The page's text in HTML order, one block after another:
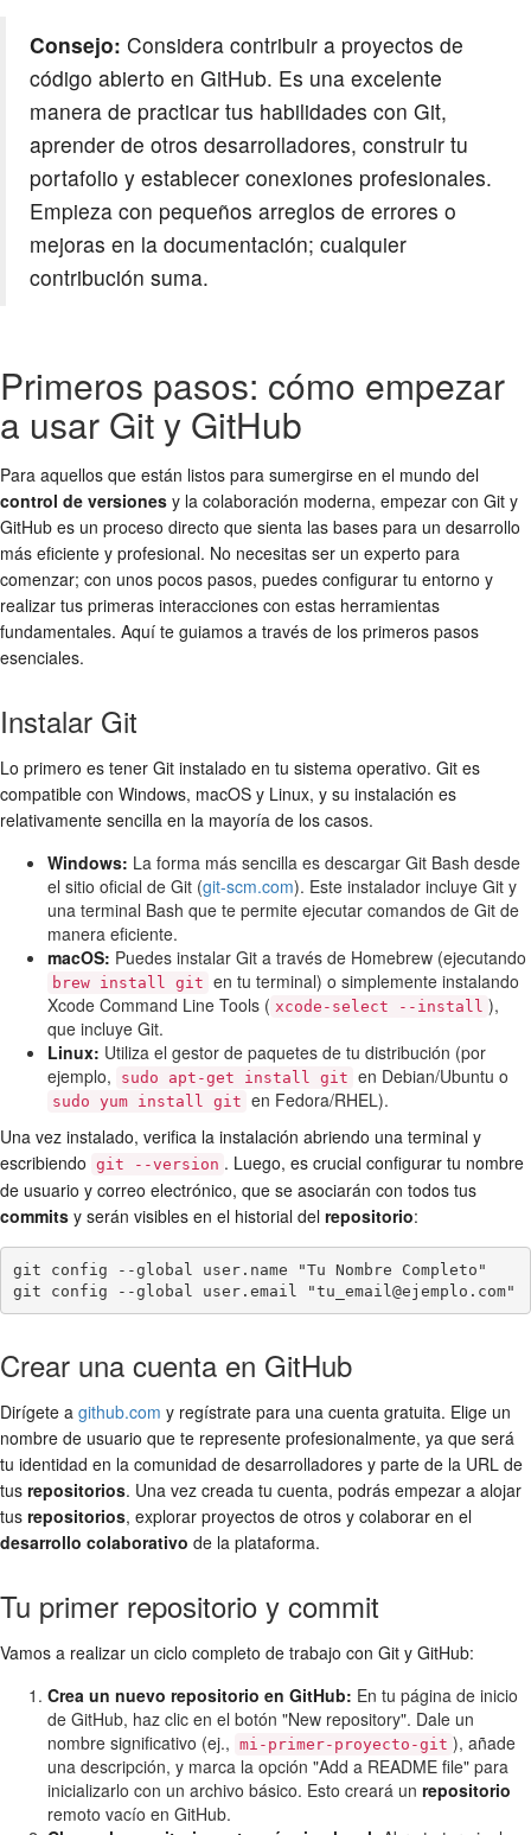
Consejo: Considera contribuir a proyectos de
código abierto en GitHub. Es una excelente
manera de practicar tus habilidades con Git,
aprender de otros desarrolladores, construir tu
portafolio y establecer conexiones profesionales.
Empieza con pequeños arreglos de errores o
mejoras en la documentación; cualquier
contribución suma.
Primeros pasos: cómo empezar
a usar Git y GitHub
Para aquellos que están listos para sumergirse en el mundo del
control de versiones y la colaboración moderna, empezar con Git y
GitHub es un proceso directo que sienta las bases para un desarrollo
más eficiente y profesional. No necesitas ser un experto para
comenzar; con unos pocos pasos, puedes configurar tu entorno y
realizar tus primeras interacciones con estas herramientas
fundamentales. Aquí te guiamos a través de los primeros pasos
esenciales.
Instalar Git
Lo primero es tener Git instalado en tu sistema operativo. Git es
compatible con Windows, macOS y Linux, y su instalación es
relativamente sencilla en la mayoría de los casos.
Windows: La forma más sencilla es descargar Git Bash desde
el sitio oficial de Git (git-scm.com). Este instalador incluye Git y
una terminal Bash que te permite ejecutar comandos de Git de
manera eficiente.
macOS: Puedes instalar Git a través de Homebrew (ejecutando
brew install git en tu terminal) o simplemente instalando
Xcode Command Line Tools ( xcode-select --install ),
que incluye Git.
Linux: Utiliza el gestor de paquetes de tu distribución (por
ejemplo,
sudo apt-get install git en Debian/Ubuntu o
sudo yum install git en Fedora/RHEL).
Una vez instalado, verifica la instalación abriendo una terminal y
escribiendo git --version . Luego, es crucial configurar tu nombre
de usuario y correo electrónico, que se asociarán con todos tus
commits y serán visibles en el historial del repositorio:
git config --global user.name "Tu Nombre Completo"
git config --global user.email "tu_email@ejemplo.com"
Crear una cuenta en GitHub
Dirígete a github.com y regístrate para una cuenta gratuita. Elige un
nombre de usuario que te represente profesionalmente, ya que será
tu identidad en la comunidad de desarrolladores y parte de la URL de
tus repositorios. Una vez creada tu cuenta, podrás empezar a alojar
tus repositorios, explorar proyectos de otros y colaborar en el
desarrollo colaborativo de la plataforma.
Tu primer repositorio y commit
Vamos a realizar un ciclo completo de trabajo con Git y GitHub:
Crea un nuevo repositorio en GitHub: En tu página de inicio
de GitHub, haz clic en el botón "New repository". Dale un
nombre significativo (ej., mi-primer-proyecto-git ), añade
una descripción, y marca la opción "Add a README file" para
inicializarlo con un archivo básico. Esto creará un repositorio
remoto vacío en GitHub.